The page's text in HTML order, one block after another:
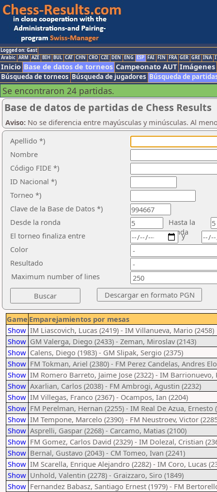
Logged on: Gast
Arabic ARM AZE BIH BUL CAT CHN CRO CZE DEN ENG ESP FAI FIN FRA GER GRE INA
Inicio Base de datos de torneos Campeonato AUT Imágenes
Búsqueda de torneos Búsqueda de jugadores Búsqueda de
Se encontraron 24 partidas.
Base de datos de partidas de Chess Results
Aviso: No se diferencia entre mayúsculas y minúsculas. Al
Apellido *)
Nombre
Código FIDE *)
ID Nacional *)
Torneo *)
Clave de la Base de Datos *)
Desde la ronda
Hasta la
ronda
El torneo finaliza entre
Color
Resultado
y
Maximum number of lines
Game Emparejamientos por mesas
Show IM Liascovich, Lucas (2419) - IM Villanueva, Mario (2458)
Show GM Valerga, Diego (2433) - Zeman, Miroslav (2143)
Show Calens, Diego (1983) - GM Slipak, Sergio (2375)
Show FM Tokman, Ariel (2380) - FM Perez Candelas, Andres
Show IM Romero Barreto, Jaime Jose (2322) - IM Barrionuevo,
Show Axarlian, Carlos (2038) - FM Ambrogi, Agustin (2232)
Show IM Villegas, Franco (2367) - Ocampos, Ian (2204)
Show FM Perelman, Hernan (2255) - IM Real De Azua, Ernesto
Show IM Tempone, Marcelo (2390) - FM Neustroev, Victor
Show Asprelli, Gaspar (2268) - Carcamo, Matias (2100)
Show FM Gomez, Carlos David (2329) - IM Dolezal, Cristian
Show Bernal, Gustavo (2043) - CM Tomeo, Ivan (2241)
Show IM Scarella, Enrique Alejandro (2282) - IM Coro, Lucas
Show Unhold, Valentin (2278) - Graizzaro, Siro (1849)
Show Fernandez Babasz, Santiago Ernest (1979) - FM